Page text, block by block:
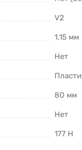
V2
1.15 мм
Нет
80 мм
Нет
177 Н